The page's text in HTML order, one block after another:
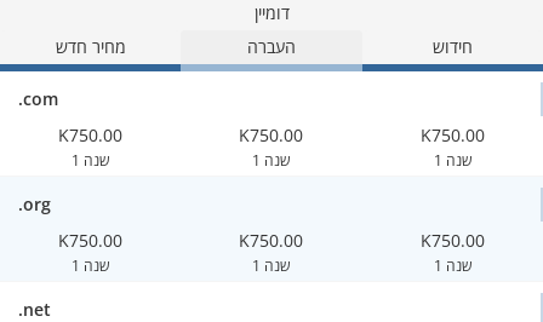
דומיין
מחיר חדש
העברה חידוש
.com
K750.00
1 שנה
K750.00
1 שנה
K750.00
1 שנה
.org
K750.00
1 שנה
K750.00
1 שנה
K750.00
1 שנה
.net